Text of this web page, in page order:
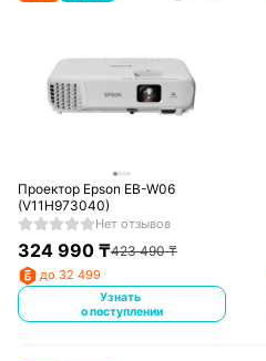
Проектор Epson EB-W06
(V11H973040)
Нет отзывов
324 990₸423 490₸
до 32 499
Узнать
о поступлении